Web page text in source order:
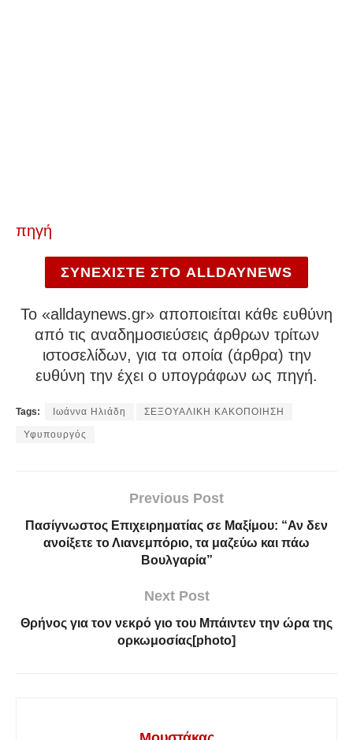
πηγή
ΣΥΝΕΧΙΣΤΕ ΣΤΟ ALLDAYNEWS
To «alldaynews.gr» αποποιείται κάθε ευθύνη
από τις αναδημοσιεύσεις άρθρων τρίτων
ιστοσελίδων, για τα οποία (άρθρα) την
ευθύνη την έχει ο υπογράφων ως πηγή.
Tags: Ιωάννα Ηλιάδη ΣΕΞΟΥΑΛΙΚΗ ΚΑΚΟΠΟΙΗΣΗ
Υφυπουργός
Previous Post
Πασίγνωστος Επιχειρηματίας σε Μαξίμου: “Αν δεν
ανοίξετε το Λιανεμπόριο, τα μαζεύω και πάω
Βουλγαρία”
Next Post
Θρήνος για τον νεκρό γιο του Μπάιντεν την ώρα της
ορκωμοσίας[photo]